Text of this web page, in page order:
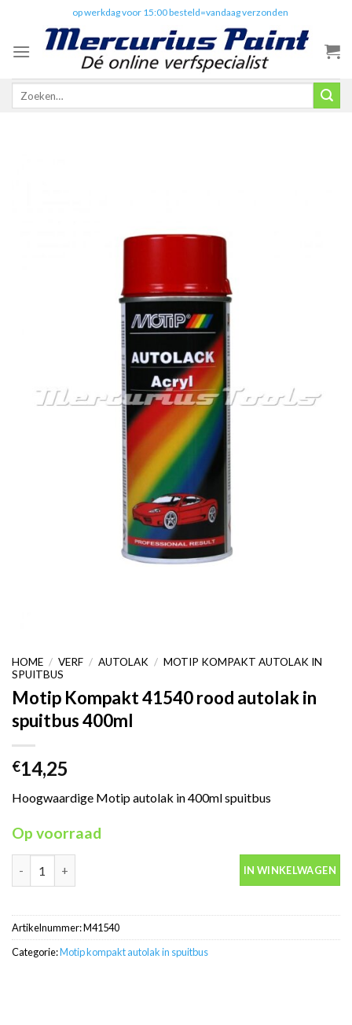
content
op werkdag voor 15:00 besteld=vandaag verzonden
Zoeken
HOME / VERF / AUTOLAK / MOTIP KOMPAKT AUTOLAK IN
SPUITBUS
Motip Kompakt 41540 rood autolak in
spuitbus 400ml
€14,25
Hoogwaardige Motip autolak in 400ml spuitbus
Op voorraad
Motip Kompakt 41540 rood autolak in spuitbus 400ml aantal
IN WINKELWAGEN
Artikelnummer:M41540
Categorie:Motip kompakt autolak in spuitbus